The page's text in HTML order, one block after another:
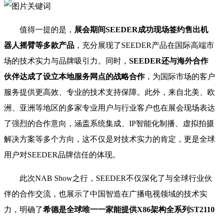
值得一提的是， 展会期间SEEDER成功现场签约售出机
器人摇臂等多款产品 ，充分展现了SEEDER产品在国际高端市
场的技术实力与品牌吸引力。同时， SEEDER还与海外合作
伙伴达成了设立本地服务网点的战略合作，为国际市场的客户
服务提供更高效、专业的技术支持保障。此外，来自北美、欧
洲、亚洲等地区的多家专业用户与行业客户也在展会现场表达
了强烈的合作意向，涵盖系统集成、IP智能化制播、虚拟拍摄
解决方案等多个方向，这不仅是对技术实力的肯定，更是全球
用户对SEEDER品牌信任的体现。
此次NAB Show之行，SEEDER不仅深化了与全球行业伙
伴的合作交流，也展示了中国智造在广播电视领域的技术实
力，明确了希德是全球唯一一家能提供X86架构全系列ST2110